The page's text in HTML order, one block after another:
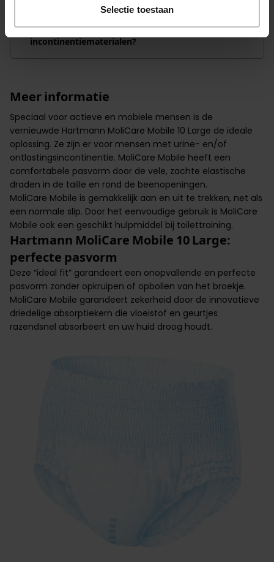
Selectie toestaan
Waar kan ik terecht voor vragen over
incontinentiematerialen?
Meer informatie
Speciaal voor actieve en mobiele mensen is de
vernieuwde Hartmann MoliCare Mobile 10 Large de ideale
oplossing. Ze zijn er voor mensen met urine- en/of
ontlastingsincontinentie. MoliCare Mobile heeft een
comfortabele pasvorm door de vele, zachte elastische
draden in de taille en rond de beenopeningen.
MoliCare Mobile is gemakkelijk aan en uit te trekken, net als
een normale slip. Door het eenvoudige gebruik is MoliCare
Mobile ook een geschikt hulpmiddel bij toilettraining.
Hartmann MoliCare Mobile 10 Large:
perfecte pasvorm
Deze “ideal fit” garandeert een onopvallende en perfecte
pasvorm zonder opkruipen of opbollen van het broekje.
MoliCare Mobile garandeert zekerheid door de innovatieve
driedelige absorptiekern die vloeistof en geurtjes
razendsnel absorbeert en uw huid droog houdt.